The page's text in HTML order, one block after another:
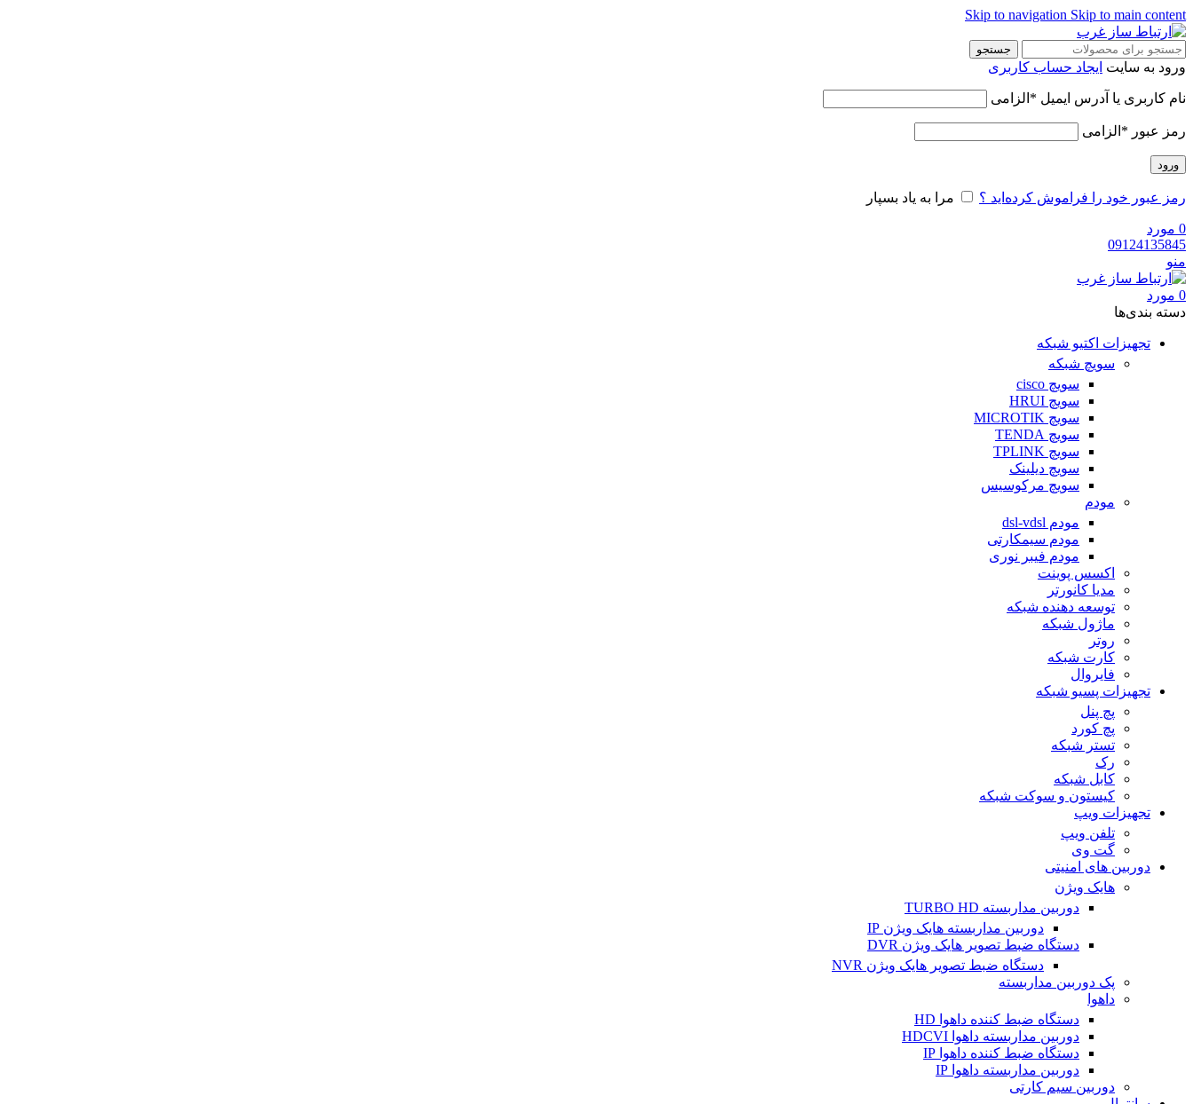
Skip to navigation Skip to main content
جستجو
ورود به سایت ایجاد حساب کاربری
نام کاربری یا آدرس ایمیل * الزامی
رمز عبور * الزامی
ورود
رمز عبور خود را فراموش کرده‌اید ؟ مرا به یاد بسپار
0 مورد
09124135845
منو
0 مورد
دسته‌ بندی‌ها
تجهیزات اکتیو شبکه
سویچ شبکه
سویچ cisco
سویچ HRUI
سویچ MICROTIK
سویچ TENDA
سویچ TPLINK
سویچ دیلینک
سویچ مرکوسیس
مودم
مودم dsl-vdsl
مودم سیمکارتی
مودم فیبر نوری
اکسس پوینت
مدیا کانورتر
توسعه دهنده شبکه
ماژول شبکه
روتر
کارت شبکه
فایروال
تجهیزات پسیو شبکه
پچ پنل
پچ کورد
تستر شبکه
رک
کابل شبکه
کیستون و سوکت شبکه
تجهیزات ویپ
تلفن ویپ
گت وی
دوربین های امنیتی
هایک ویژن
دوربین مداربسته TURBO HD
دوربین مداربسته هایک ویژن IP
دستگاه ضبط تصویر هایک ویژن DVR
دستگاه ضبط تصویر هایک ویژن NVR
پک دوربین مداربسته
داهوا
دستگاه ضبط کننده داهوا HD
دوربین مداربسته داهوا HDCVI
دستگاه ضبط کننده داهوا IP
دوربین مداربسته داهوا IP
دوربین سیم کارتی